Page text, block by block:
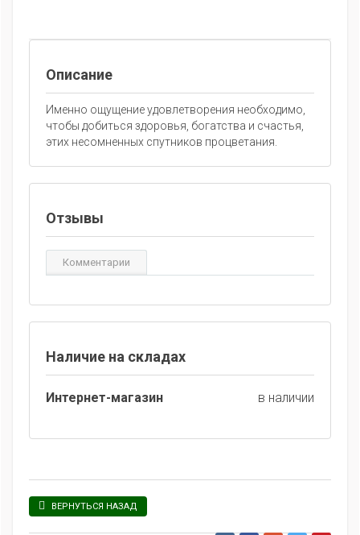
Описание
Именно ощущение удовлетворения необходимо,
чтобы добиться здоровья, богатства и счастья,
этих несомненных спутников процветания.
Отзывы
Комментарии
Наличие на складах
Интернет-магазин в наличии
ВЕРНУТЬСЯ НАЗАД